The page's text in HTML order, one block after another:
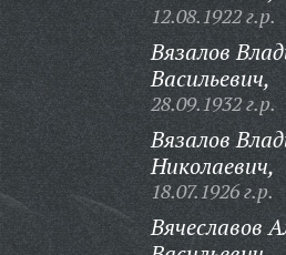
12.08.1922 г.р.
Вязалов
Васильевич,
28.09.1932 г.р.
Вязалов
Николаевич,
18.07.1926 г.р.
Вячеславов